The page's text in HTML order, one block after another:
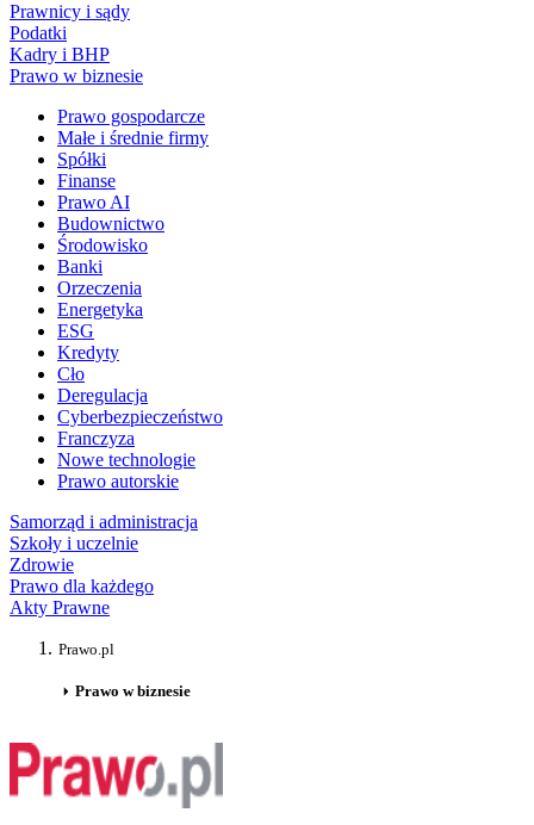
Prawnicy i sądy
Podatki
Kadry i BHP
Prawo w biznesie
Prawo gospodarcze
Małe i średnie firmy
Spółki
Finanse
Prawo AI
Budownictwo
Środowisko
Banki
Orzeczenia
Energetyka
ESG
Kredyty
Cło
Deregulacja
Cyberbezpieczeństwo
Franczyza
Nowe technologie
Prawo autorskie
Samorząd i administracja
Szkoły i uczelnie
Zdrowie
Prawo dla każdego
Akty Prawne
Prawo.pl
Prawo w biznesie